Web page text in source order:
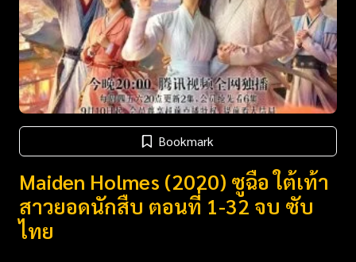
Bookmark
Maiden Holmes (2020) ซูฉือ ใต้เท้า
สาวยอดนักสืบ ตอนที่ 1-32 จบ ซับ
ไทย